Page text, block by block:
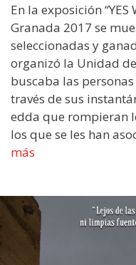
En la exposición “YES
Granada 2017 se
seleccionadas y
organizó la Unidad
buscaba las
través de sus
edda que rompieran
los que se les han
más